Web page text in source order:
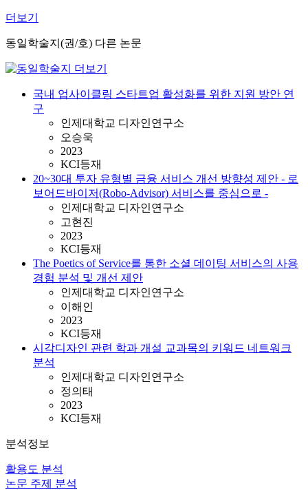
더보기
동일학술지(권/호) 다른 논문
국내 업사이클링 스타트업 활성화를 위한 지원 방안 연
구
인제대학교 디자인연구소
오승욱
2023
KCI등재
20~30대 투자 유형별 금융 서비스 개선 방향성 제안 - 로
보어드바이저(Robo-Advisor) 서비스를 중심으로 -
인제대학교 디자인연구소
고현진
2023
KCI등재
The Poetics of Service를 통한 소셜 데이팅 서비스의 사용
경험 분석 및 개선 제안
인제대학교 디자인연구소
이해인
2023
KCI등재
시각디자인 관련 학과 개설 교과목의 키워드 네트워크
분석
인제대학교 디자인연구소
정의태
2023
KCI등재
분석정보
활용도 분석
논문 주제 분석